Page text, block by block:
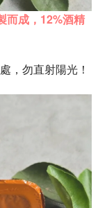
而成， 12%酒精
，勿直射陽光！